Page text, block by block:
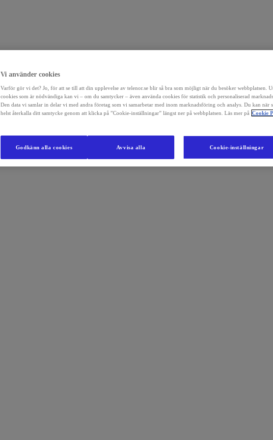
Vi använder cookies
Varför gör vi det? Jo, för att se till att din upplevelse av telenor.se blir så bra som möjligt när du besöker webbplatsen.
cookies som är nödvändiga kan vi – om du samtycker – även använda cookies för statistik och personaliserad
Den data vi samlar in delar vi med andra företag som vi samarbetar med inom marknadsföring och analys. Du kan när
helst återkalla ditt samtycke genom att klicka på ”Cookie-inställningar” längst ner på webbplatsen. Läs mer på Cookie
Cookie-inställningar
Avvisa alla
Godkänn alla cookies